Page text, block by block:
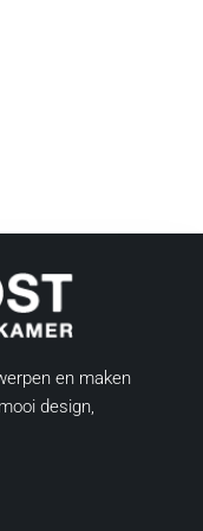
en maken
design,